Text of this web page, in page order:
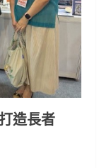
造長者